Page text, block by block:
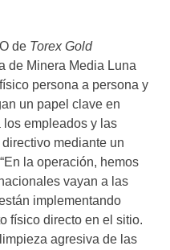
de Torex Gold
de Minera Media Luna
persona a persona y
un papel clave en
los empleados y las
mediante un
la operación, hemos
vayan a las
implementando
físico directo en el sitio.
agresiva de las